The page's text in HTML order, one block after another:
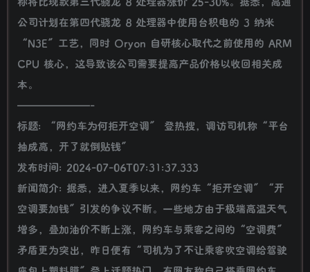
公司计划在第四代骁龙 8 处理器中使用台积电的 3 纳米
“N3E”工艺，同时 Oryon 自研核心取代之前使用的 ARM
CPU 核心，这导致该公司需要提高产品价格以收回相关成
本。
———————-
标题: “网约车为何拒开空调” 登热搜，调访司机称“平台
抽成高，开了就倒贴钱”
发布时间: 2024-07-06T07:31:37.333
新闻简介: 据悉，进入夏季以来，网约车“拒开空调”“开
空调要加钱”引发的争议不断。一些地方由于极端高温天气
增多，叠加油价不断上涨，网约车与乘客之间的“空调费”
矛盾更为突出，昨日便有“司机为了不让乘客吹空调给驾驶